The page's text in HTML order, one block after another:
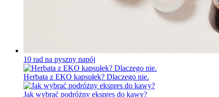
10 rad na pyszny napój
Herbata z EKO kapsułek? Dlaczego nie.
Jak wybrać podróżny ekspres do kawy?